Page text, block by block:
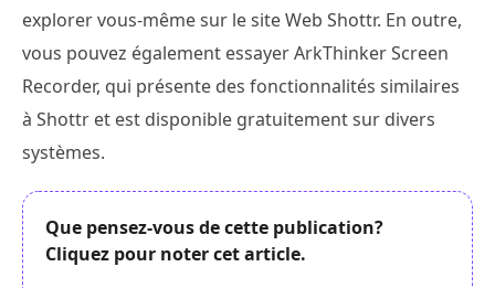
explorer vous-même sur le site Web Shottr. En outre,
vous pouvez également essayer ArkThinker Screen
Recorder, qui présente des fonctionnalités similaires
à Shottr et est disponible gratuitement sur divers
systèmes.
Que pensez-vous de cette publication?
Cliquez pour noter cet article.